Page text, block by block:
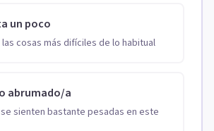
un poco
cosas más difíciles de lo habitual
abrumado/a
sienten bastante pesadas en este